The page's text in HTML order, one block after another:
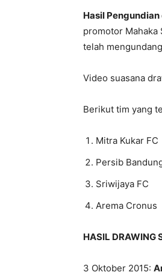
Hasil
promotor
telah
Video suasana
Berikut tim yang
Mitra Kukar FC
Persib
Sriwijaya FC
Arema Cronus
HASIL DRAWING
3 Oktober 2015: